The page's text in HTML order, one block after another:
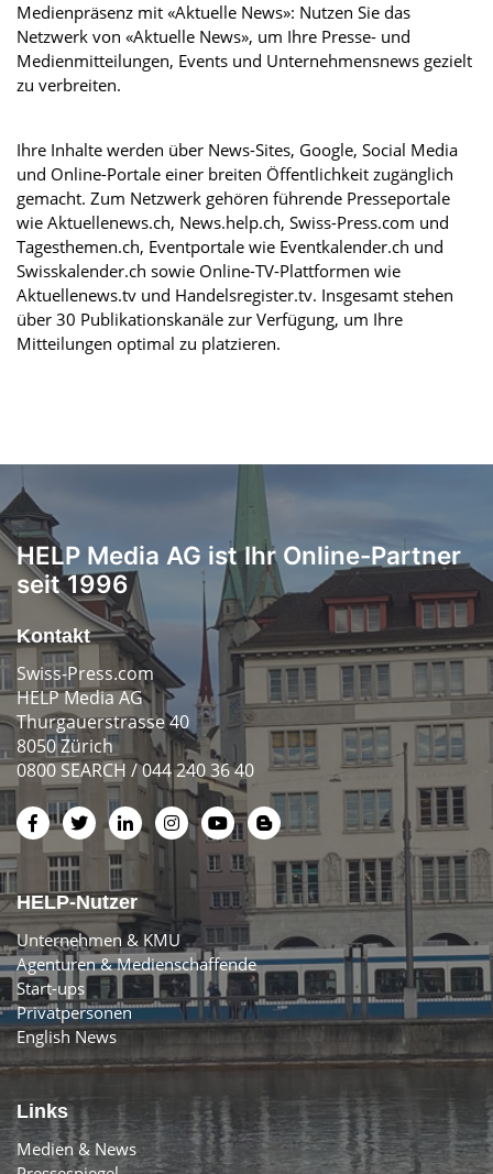
Medienpräsenz mit «Aktuelle News»: Nutzen Sie das
Netzwerk von «Aktuelle News», um Ihre Presse- und
Medienmitteilungen, Events und Unternehmensnews gezielt
zu verbreiten.
Ihre Inhalte werden über News-Sites, Google, Social Media
und Online-Portale einer breiten Öffentlichkeit zugänglich
gemacht. Zum Netzwerk gehören führende Presseportale
wie Aktuellenews.ch, News.help.ch, Swiss-Press.com und
Tagesthemen.ch, Eventportale wie Eventkalender.ch und
Swisskalender.ch sowie Online-TV-Plattformen wie
Aktuellenews.tv und Handelsregister.tv. Insgesamt stehen
über 30 Publikationskanäle zur Verfügung, um Ihre
Mitteilungen optimal zu platzieren.
HELP Media AG ist Ihr Online-Partner
seit 1996
Kontakt
Swiss-Press.com
HELP Media AG
Thurgauerstrasse 40
8050 Zürich
0800 SEARCH / 044 240 36 40
HELP-Nutzer
Unternehmen & KMU
Agenturen & Medienschaffende
Start-ups
Privatpersonen
English News
Links
Medien & News